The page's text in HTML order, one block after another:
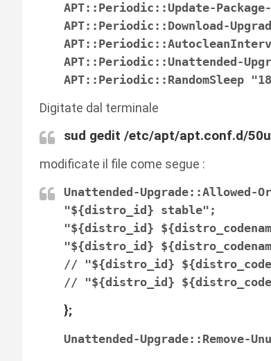
APT::Periodic::Update-
APT::Periodic::Download-
APT::Periodic::Unattended-
APT::Periodic::RandomSleep
Digitate dal terminale
sud gedit /etc/apt/apt.conf.d/
modificate il file come segue :
Unattended-Upgrade::Allowed-
"${distro_id} stable";
"${distro_id}
"${distro_id}
// "${distro_id}
// "${distro_id}
};
Unattended-Upgrade::Remove-